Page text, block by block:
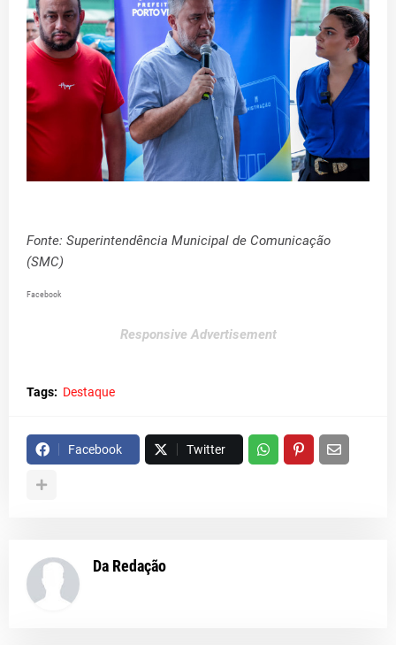
Fonte: Superintendência Municipal de Comunicação
(SMC)
Facebook
Responsive Advertisement
Tags: Destaque
Facebook Twitter
Da Redação